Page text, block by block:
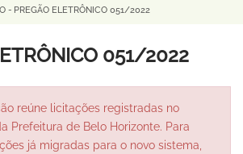
- PREGÃO ELETRÔNICO 051/2022
051/2022
reúne licitações registradas no
Prefeitura de Belo Horizonte. Para
já migradas para o novo sistema,